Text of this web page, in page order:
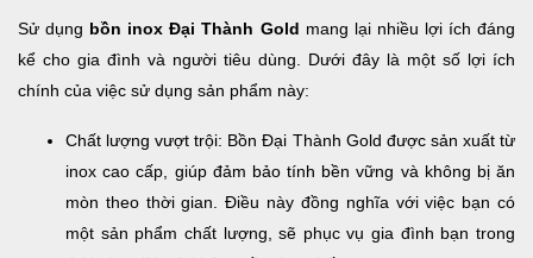
Sử dụng bồn inox Đại Thành Gold mang lại nhiều lợi ích đáng
kể cho gia đình và người tiêu dùng. Dưới đây là một số lợi ích
chính của việc sử dụng sản phẩm này:
Chất lượng vượt trội: Bồn Đại Thành Gold được sản xuất từ
inox cao cấp, giúp đảm bảo tính bền vững và không bị ăn
mòn theo thời gian. Điều này đồng nghĩa với việc bạn có
một sản phẩm chất lượng, sẽ phục vụ gia đình bạn trong